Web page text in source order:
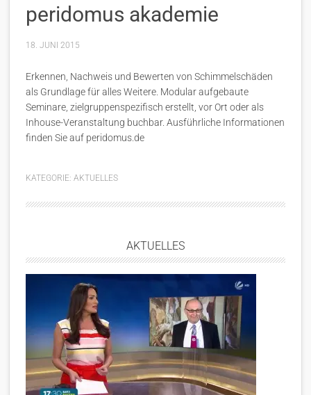
peridomus akademie
18. JUNI 2015
Erkennen, Nachweis und Bewerten von Schimmelschäden
als Grundlage für alles Weitere. Modular aufgebaute
Seminare, zielgruppenspezifisch erstellt, vor Ort oder als
Inhouse-Veranstaltung buchbar. Ausführliche Informationen
finden Sie auf peridomus.de
KATEGORIE: AKTUELLES
AKTUELLES